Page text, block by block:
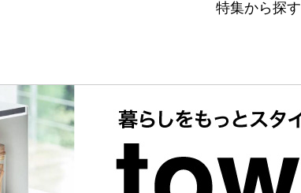
特集から探す